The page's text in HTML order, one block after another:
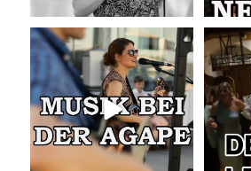
Musik bei der Agape
Was passiert...
54 4